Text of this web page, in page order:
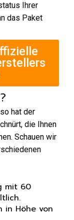
Ihrer
das Paket
hat der
die Ihnen
Schauen wir
mit 60
in Höhe von